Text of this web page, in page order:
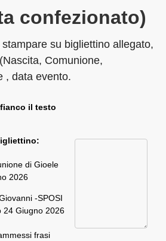
confezionato)
su bigliettino allegato,
Comunione,
, data evento.
il testo
di Gioele
2026
-SPOSI
24 Giugno 2026
frasi